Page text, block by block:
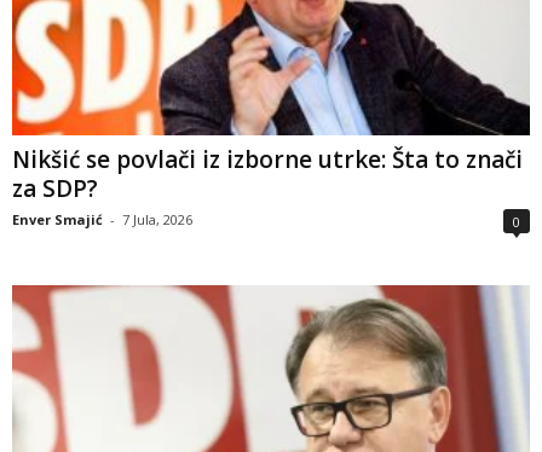
Nikšić se povlači iz izborne utrke: Šta to znači
za SDP?
Enver Smajić - 7 Jula, 2026 0